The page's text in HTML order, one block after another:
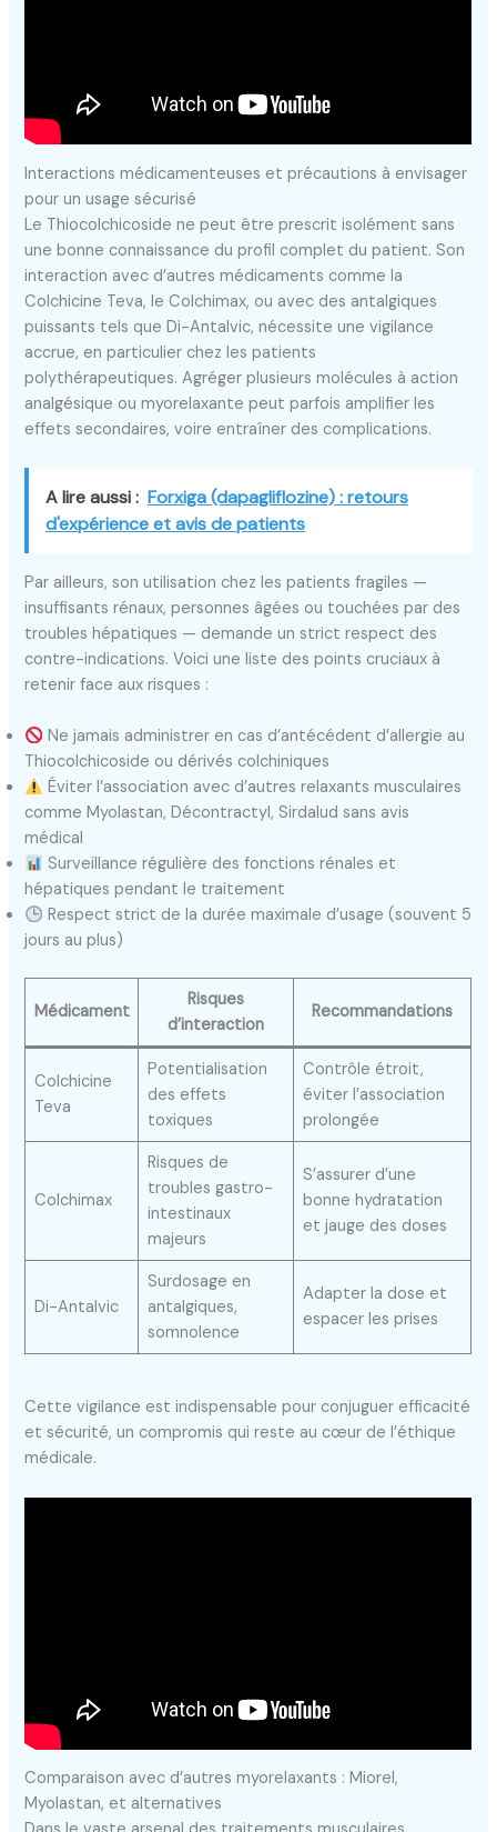
Interactions médicamenteuses et précautions à envisager
pour un usage sécurisé
Le Thiocolchicoside ne peut être prescrit isolément sans
une bonne connaissance du profil complet du patient. Son
interaction avec d’autres médicaments comme la
Colchicine Teva, le Colchimax, ou avec des antalgiques
puissants tels que Di-Antalvic, nécessite une vigilance
accrue, en particulier chez les patients
polythérapeutiques. Agréger plusieurs molécules à action
analgésique ou myorelaxante peut parfois amplifier les
effets secondaires, voire entraîner des complications.
A lire aussi : Forxiga (dapagliflozine) : retours
d'expérience et avis de patients
Par ailleurs, son utilisation chez les patients fragiles —
insuffisants rénaux, personnes âgées ou touchées par des
troubles hépatiques — demande un strict respect des
contre-indications. Voici une liste des points cruciaux à
retenir face aux risques :
Ne jamais administrer en cas d’antécédent d’allergie au
Thiocolchicoside ou dérivés colchiniques
Éviter l’association avec d’autres relaxants musculaires
comme Myolastan, Décontractyl, Sirdalud sans avis
médical
Surveillance régulière des fonctions rénales et
hépatiques pendant le traitement
Respect strict de la durée maximale d’usage (souvent 5
jours au plus)
Médicament
Risques
d’interaction
Recommandations
Colchicine
Teva
Potentialisation
des effets
toxiques
Contrôle étroit,
éviter l’association
prolongée
Colchimax
Risques de
troubles gastro-
intestinaux
majeurs
S’assurer d’une
bonne hydratation
et jauge des doses
Di-Antalvic
Surdosage en
antalgiques,
somnolence
Adapter la dose et
espacer les prises
Cette vigilance est indispensable pour conjuguer efficacité
et sécurité, un compromis qui reste au cœur de l’éthique
médicale.
Comparaison avec d’autres myorelaxants : Miorel,
Myolastan, et alternatives